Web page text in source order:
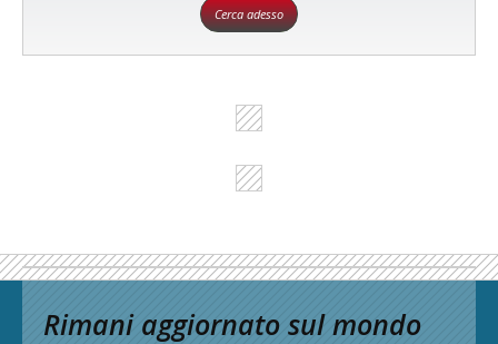
Cerca adesso
Rimani aggiornato sul mondo